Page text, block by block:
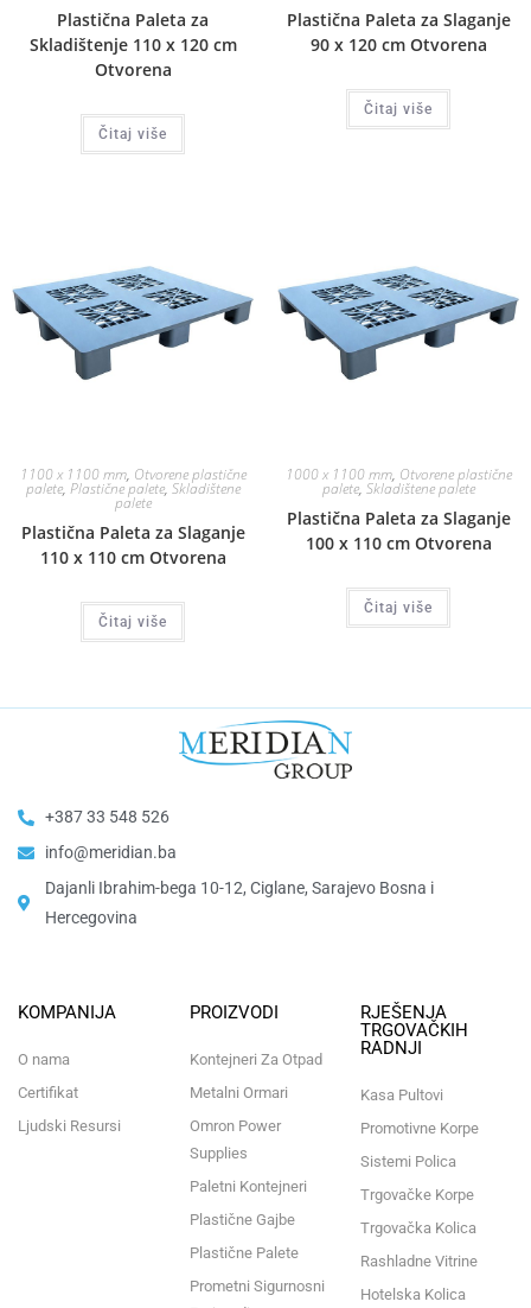
Plastična Paleta za
Skladištenje 110 x 120 cm
Otvorena
Čitaj više
Plastična Paleta za Slaganje
90 x 120 cm Otvorena
Čitaj više
1100 x 1100 mm, Otvorene plastične
palete, Plastične palete, Skladištene
palete
Plastična Paleta za Slaganje
110 x 110 cm Otvorena
Čitaj više
1000 x 1100 mm, Otvorene plastične
palete, Skladištene palete
Plastična Paleta za Slaganje
100 x 110 cm Otvorena
Čitaj više
+387 33 548 526
info@meridian.ba
Dajanli Ibrahim-bega 10-12, Ciglane, Sarajevo Bosna i
Hercegovina​
KOMPANIJA
O nama
Certifikat
Ljudski Resursi
PROIZVODI
Kontejneri Za Otpad
Metalni Ormari
Omron Power
Supplies
Paletni Kontejneri
Plastične Gajbe
Plastične Palete
Prometni Sigurnosni
RJEŠENJA
TRGOVAČKIH
RADNJI
Kasa Pultovi
Promotivne Korpe
Sistemi Polica
Trgovačke Korpe
Trgovačka Kolica
Rashladne Vitrine
Hotelska Kolica